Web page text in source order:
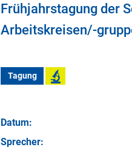
Frühjahrstagung der
Arbeitskreisen/-
Tagung
Datum:
Sprecher: